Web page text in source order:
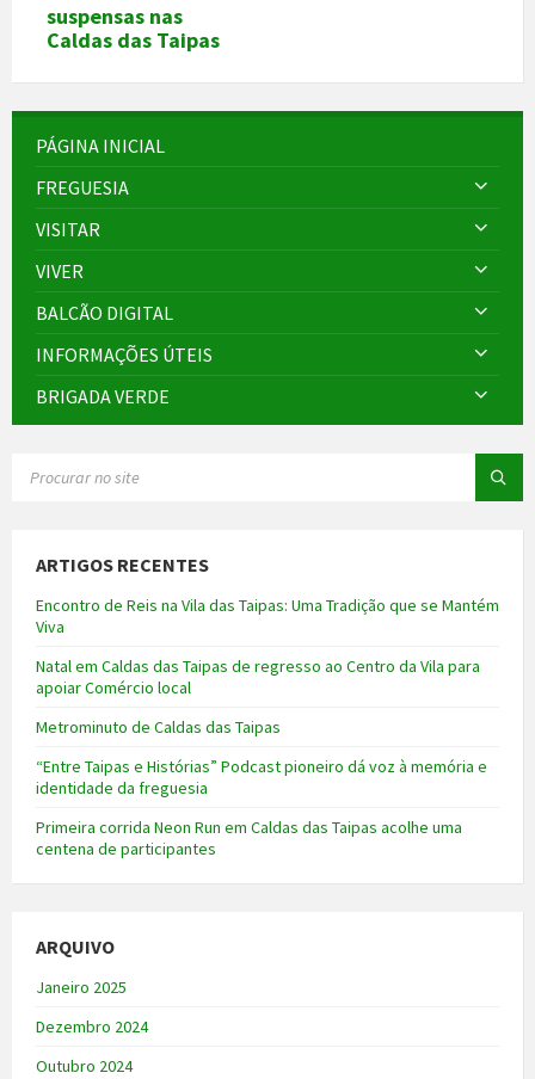
suspensas nas
Caldas das Taipas
PÁGINA INICIAL
FREGUESIA
VISITAR
VIVER
BALCÃO DIGITAL
INFORMAÇÕES ÚTEIS
BRIGADA VERDE
ARTIGOS RECENTES
Encontro de Reis na Vila das Taipas: Uma Tradição que se Mantém
Viva
Natal em Caldas das Taipas de regresso ao Centro da Vila para
apoiar Comércio local
Metrominuto de Caldas das Taipas
“Entre Taipas e Histórias” Podcast pioneiro dá voz à memória e
identidade da freguesia
Primeira corrida Neon Run em Caldas das Taipas acolhe uma
centena de participantes
ARQUIVO
Janeiro 2025
Dezembro 2024
Outubro 2024